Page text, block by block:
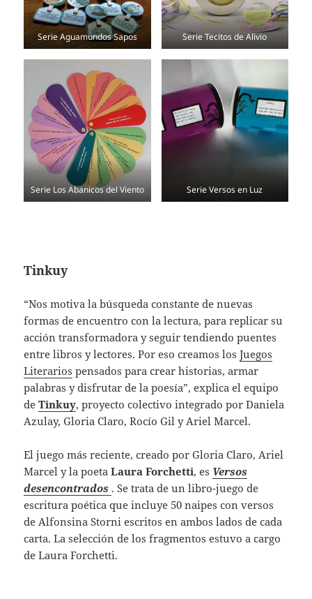
Serie Aguamundos Sapos Serie Tecitos de Alivio
Serie Los Abanicos del Viento Serie Versos en Luz
Tinkuy
“Nos motiva la búsqueda constante de nuevas
formas de encuentro con la lectura, para replicar su
acción transformadora y seguir tendiendo puentes
entre libros y lectores. Por eso creamos losJuegos
Literarios pensados para crear historias, armar
palabras y disfrutar de la poesía”, explica el equipo
de Tinkuy, proyecto colectivo integrado por Daniela
Azulay, Gloria Claro, Rocío Gil y Ariel Marcel.
El juego más reciente, creado por Gloria Claro, Ariel
Marcel y la poetaLaura Forchetti, es Versos
desencontrados . Se trata de un libro-juego de
escritura poética que incluye 50 naipes con versos
de Alfonsina Storni escritos en ambos lados de cada
carta. La selección de los fragmentos estuvo a cargo
de Laura Forchetti.